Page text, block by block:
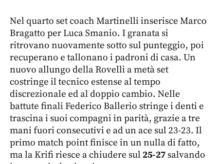
Nel quarto set coach Martinelli inserisce Marco
Bragatto per Luca Smanio. I granata si
ritrovano nuovamente sotto sul punteggio, poi
recuperano e tallonano i padroni di casa. Un
nuovo allungo della Rovelli a metà set
costringe il tecnico estense al tempo
discrezionale ed al doppio cambio. Nelle
battute finali Federico Ballerio stringe i denti e
trascina i suoi compagni in parità, grazie a tre
mani fuori consecutivi e ad un ace sul 23-23. Il
primo match point finisce in un nulla di fatto,
ma la Krifi riesce a chiudere sul 25-27 salvando